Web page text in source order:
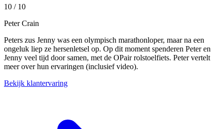
10 / 10
Peter Crain
Peters zus Jenny was een olympisch marathonloper, maar na een
ongeluk liep ze hersenletsel op. Op dit moment spenderen Peter en
Jenny veel tijd door samen, met de OPair rolstoelfiets. Peter vertelt
meer over hun ervaringen (inclusief video).
Bekijk klantervaring